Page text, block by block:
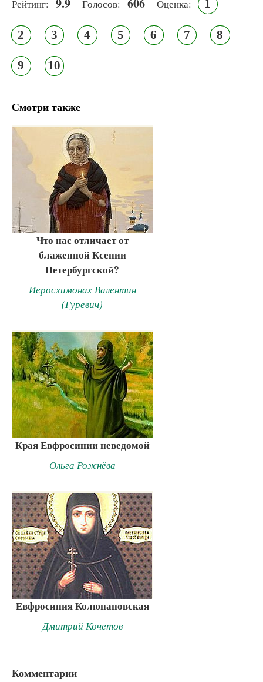
Рейтинг: 9.9 Голосов: 606 Оценка: 1
2 3 4 5 6 7 8
9 10
Смотри также
Что нас отличает от
блаженной Ксении
Петербургской?
Иеросхимонах Валентин
(Гуревич)
Края Евфросинии неведомой
Ольга Рожнёва
Евфросиния Колюпановская
Дмитрий Кочетов
Комментарии